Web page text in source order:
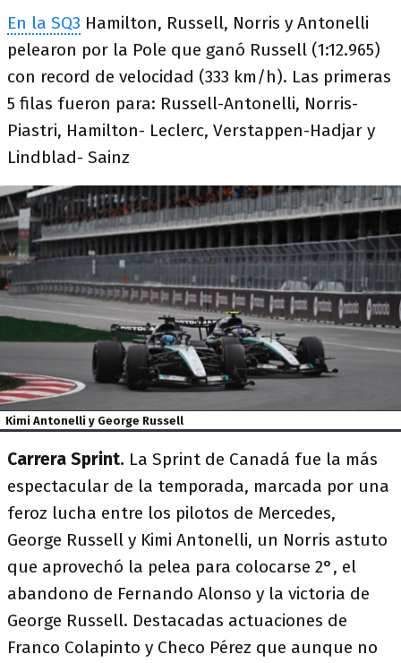
En la SQ3 Hamilton, Russell, Norris y Antonelli
pelearon por la Pole que ganó Russell (1:12.965)
con record de velocidad (333 km/h). Las primeras
5 filas fueron para: Russell-Antonelli, Norris-
Piastri, Hamilton- Leclerc, Verstappen-Hadjar y
Lindblad- Sainz
Kimi Antonelli y George Russell
Carrera Sprint. La Sprint de Canadá fue la más
espectacular de la temporada, marcada por una
feroz lucha entre los pilotos de Mercedes,
George Russell y Kimi Antonelli, un Norris astuto
que aprovechó la pelea para colocarse 2°, el
abandono de Fernando Alonso y la victoria de
George Russell. Destacadas actuaciones de
Franco Colapinto y Checo Pérez que aunque no